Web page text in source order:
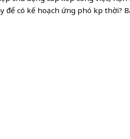
có kế hoạch ứng phó kịp thời?